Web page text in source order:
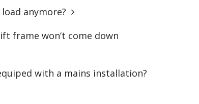
anymore?
frame won’t come down
with a mains installation?